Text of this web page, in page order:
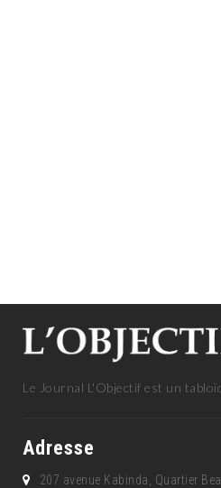
Le Journal L'Objectif est un
Adresse
207 avenue Kabinda, Quartier